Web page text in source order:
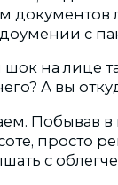
документов
с
шок на лице
А вы
Побывав
просто
с